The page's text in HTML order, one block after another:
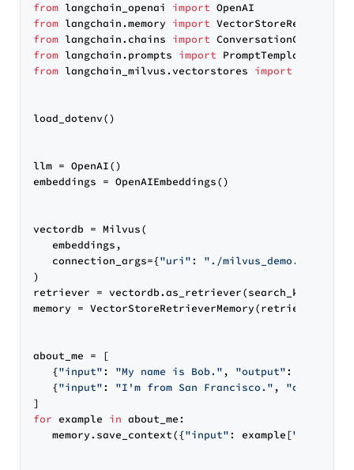
from langchain_openai import
from langchain.memory import
from langchain.chains import
from langchain.prompts import
from langchain_milvus.vectorstores import
load_dotenv()
llm = OpenAI()
embeddings = OpenAIEmbeddings()
vectordb = Milvus(
   embeddings,
   connection_args={
"uri": "./milvus_demo.db"
)
retriever = vectordb.as_retriever(search_kwargs=
memory =
about_me = [
   {
"input": "My name is Bob." , "output":
   {
"input": "I'm from San Francisco." , "output"
for example in about_me:
   memory.save_context({
"input": example["input"